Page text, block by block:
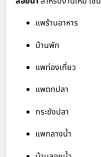
แพร้านอาหาร
บ้านพัก
แพท่องเที่ยว
แพตกปลา
กระชังปลา
แพกลางน้ำ